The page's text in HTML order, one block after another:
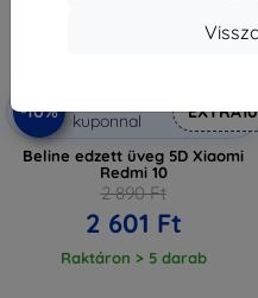
-10%
kuponnal
EXTRA10
Beline edzett üveg 5D Xiaomi
Redmi 10
2 890 Ft
2 601 Ft
Raktáron > 5 darab